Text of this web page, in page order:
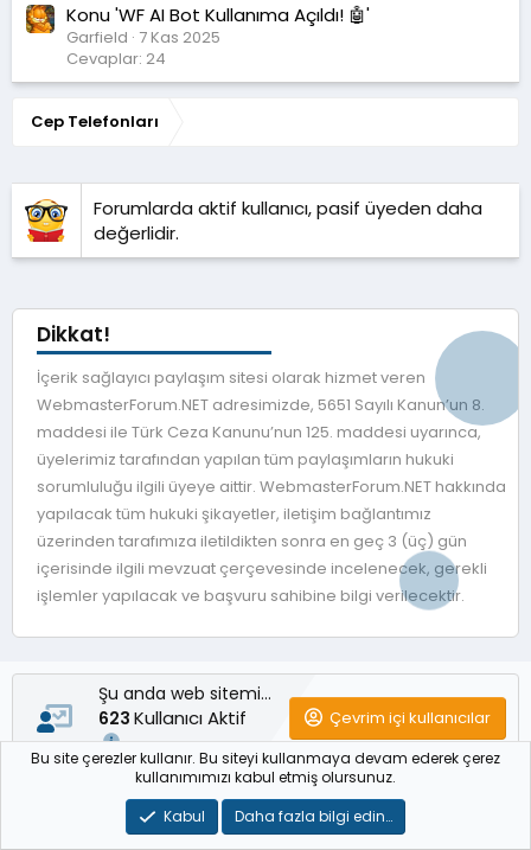
Konu 'WF AI Bot Kullanıma Açıldı! 🤖'
Garfield 7 Kas 2025
Cevaplar: 24
Cep Telefonları
Forumlarda aktif kullanıcı, pasif üyeden daha
değerlidir.
Dikkat!
İçerik sağlayıcı paylaşım sitesi olarak hizmet veren
WebmasterForum.NET adresimizde, 5651 Sayılı Kanun’un 8.
maddesi ile Türk Ceza Kanunu’nun 125. maddesi uyarınca,
üyelerimiz tarafından yapılan tüm paylaşımların hukuki
sorumluluğu ilgili üyeye aittir. WebmasterForum.NET hakkında
yapılacak tüm hukuki şikayetler, iletişim bağlantımız
üzerinden tarafımıza iletildikten sonra en geç 3 (üç) gün
içerisinde ilgili mevzuat çerçevesinde incelenecek, gerekli
işlemler yapılacak ve başvuru sahibine bilgi verilecektir.
Şu anda web sitemizde
623 Kullanıcı Aktif Çevrim içi kullanıcılar
Konular
5,774
Bu site çerezler kullanır. Bu siteyi kullanmaya devam ederek çerez
kullanımımızı kabul etmiş olursunuz.
Kabul
Daha fazla bilgi edin…